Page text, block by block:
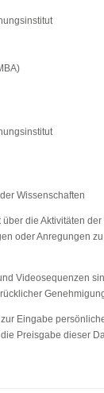
Wissenschaften
die Aktivitäten
oder Anregungen
Videosequenzen
Eingabe
Preisgabe dieser